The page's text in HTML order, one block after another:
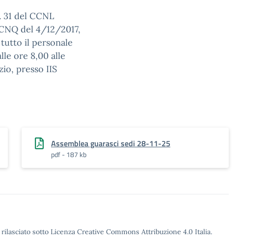
31 del CCNL
del 4/12/2017,
tutto il personale
ore 8,00 alle
presso IIS
Assemblea guarasci sedi 28-11-25
pdf - 187 kb
sotto Licenza Creative Commons Attribuzione 4.0 Italia.